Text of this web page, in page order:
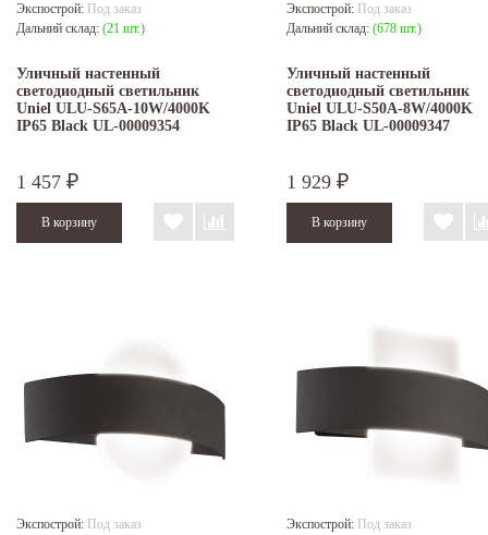
Экспострой: Под заказ
Дальний склад: (21 шт.)
Уличный настенный
светодиодный светильник
Uniel ULU-S65A-10W/4000K
IP65 Black UL-00009354
1 457 ₽
Экспострой: Под заказ
Дальний склад: (678 шт.)
Уличный настенный
светодиодный светильник
Uniel ULU-S50A-8W/4000K
IP65 Black UL-00009347
1 929 ₽
Экспострой: Под заказ
Экспострой: Под заказ